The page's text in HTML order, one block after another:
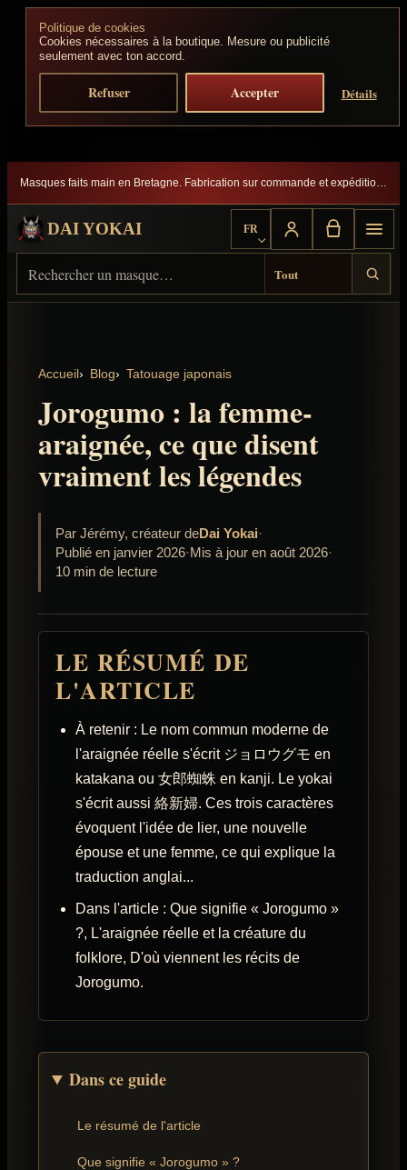
Politique de cookies
Cookies nécessaires à la boutique. Mesure ou publicité
seulement avec ton accord.
Refuser Accepter Détails
Aller au contenu
Masques faits main en Bretagne. Fabrication sur commande et expédition suivie.
DAI YOKAI FR
Choisir la langue
Accueil Blog Tatouage japonais
Jorogumo : la femme-
araignée, ce que disent
vraiment les légendes
Par Jérémy, créateur deDai Yokai·
Publié en janvier 2026·Mis à jour en août 2026·
10 min de lecture
LE RÉSUMÉ DE
L'ARTICLE
À retenir : Le nom commun moderne de
l'araignée réelle s'écrit ジョロウグモ en
katakana ou 女郎蜘蛛 en kanji. Le yokai
s'écrit aussi 絡新婦. Ces trois caractères
évoquent l'idée de lier, une nouvelle
épouse et une femme, ce qui explique la
traduction anglai...
Dans l'article : Que signifie « Jorogumo »
?, L'araignée réelle et la créature du
folklore, D'où viennent les récits de
Jorogumo.
Dans ce guide
Le résumé de l'article
Que signifie « Jorogumo » ?